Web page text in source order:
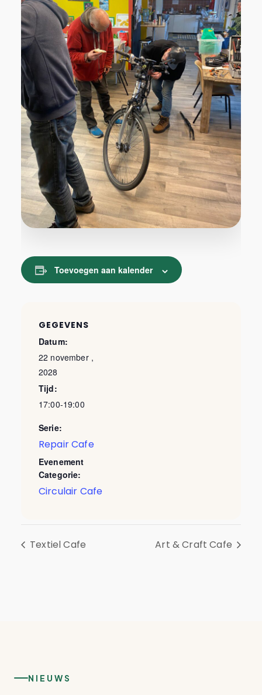
Toevoegen aan kalender
GEGEVENS
Datum:
22 november ,
2028
Tijd:
17:00-19:00
Serie:
Repair Cafe
Evenement
Categorie:
Circulair Cafe
Textiel Cafe Art & Craft Cafe
NIEUWS